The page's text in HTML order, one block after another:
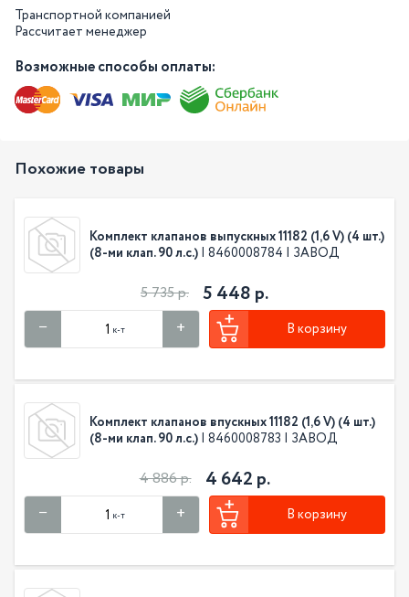
Транспортной компанией
Рассчитает менеджер
Возможные способы оплаты:
Похожие товары
Комплект клапанов выпускных 11182 (1,6 V) (4 шт.)
(8-ми клап. 90 л.с.) | 8460008784 | ЗАВОД
5 735 р. 5 448 р.
к-т В корзину
Комплект клапанов впускных 11182 (1,6 V) (4 шт.)
(8-ми клап. 90 л.с.) | 8460008783 | ЗАВОД
4 886 р. 4 642 р.
к-т В корзину